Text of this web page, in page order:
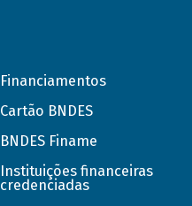
Financiamentos
Cartão BNDES
BNDES Finame
Instituições financeiras
credenciadas